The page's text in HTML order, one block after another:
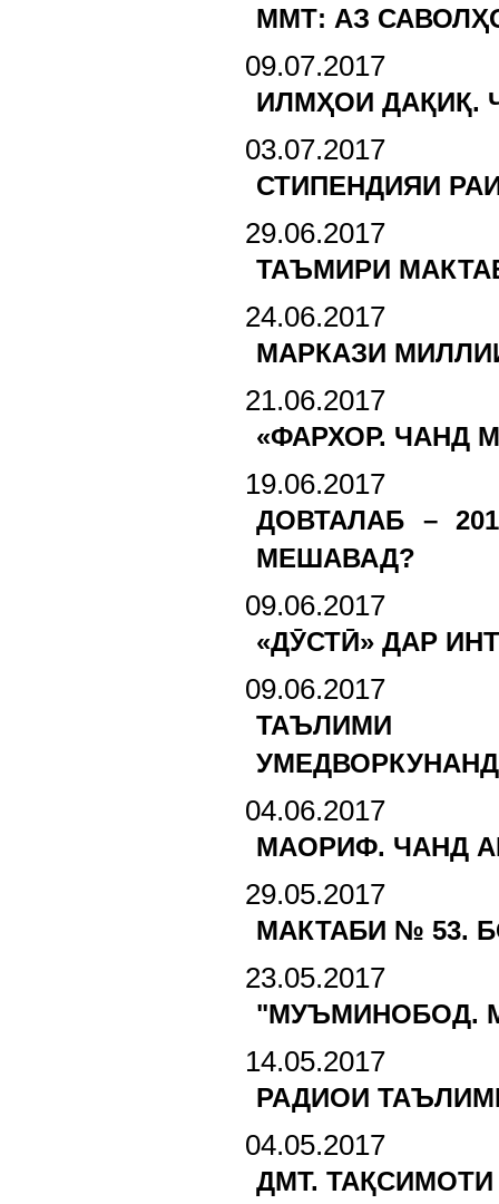
ММТ: АЗ
09.07.2017
ИЛМҲОИ ДАҚИҚ.
03.07.2017
СТИПЕНДИЯИ
29.06.2017
ТАЪМИРИ
24.06.2017
МАРКАЗИ
21.06.2017
«ФАРХОР. ЧАНД
19.06.2017
ДОВТАЛАБ –
МЕШАВАД?
09.06.2017
«ДӮСТӢ» ДАР
09.06.2017
ТАЪЛИМИ
04.06.2017
МАОРИФ. ЧАНД
29.05.2017
МАКТАБИ № 53.
23.05.2017
"МУЪМИНОБОД.
14.05.2017
РАДИОИ
04.05.2017
ДМТ.